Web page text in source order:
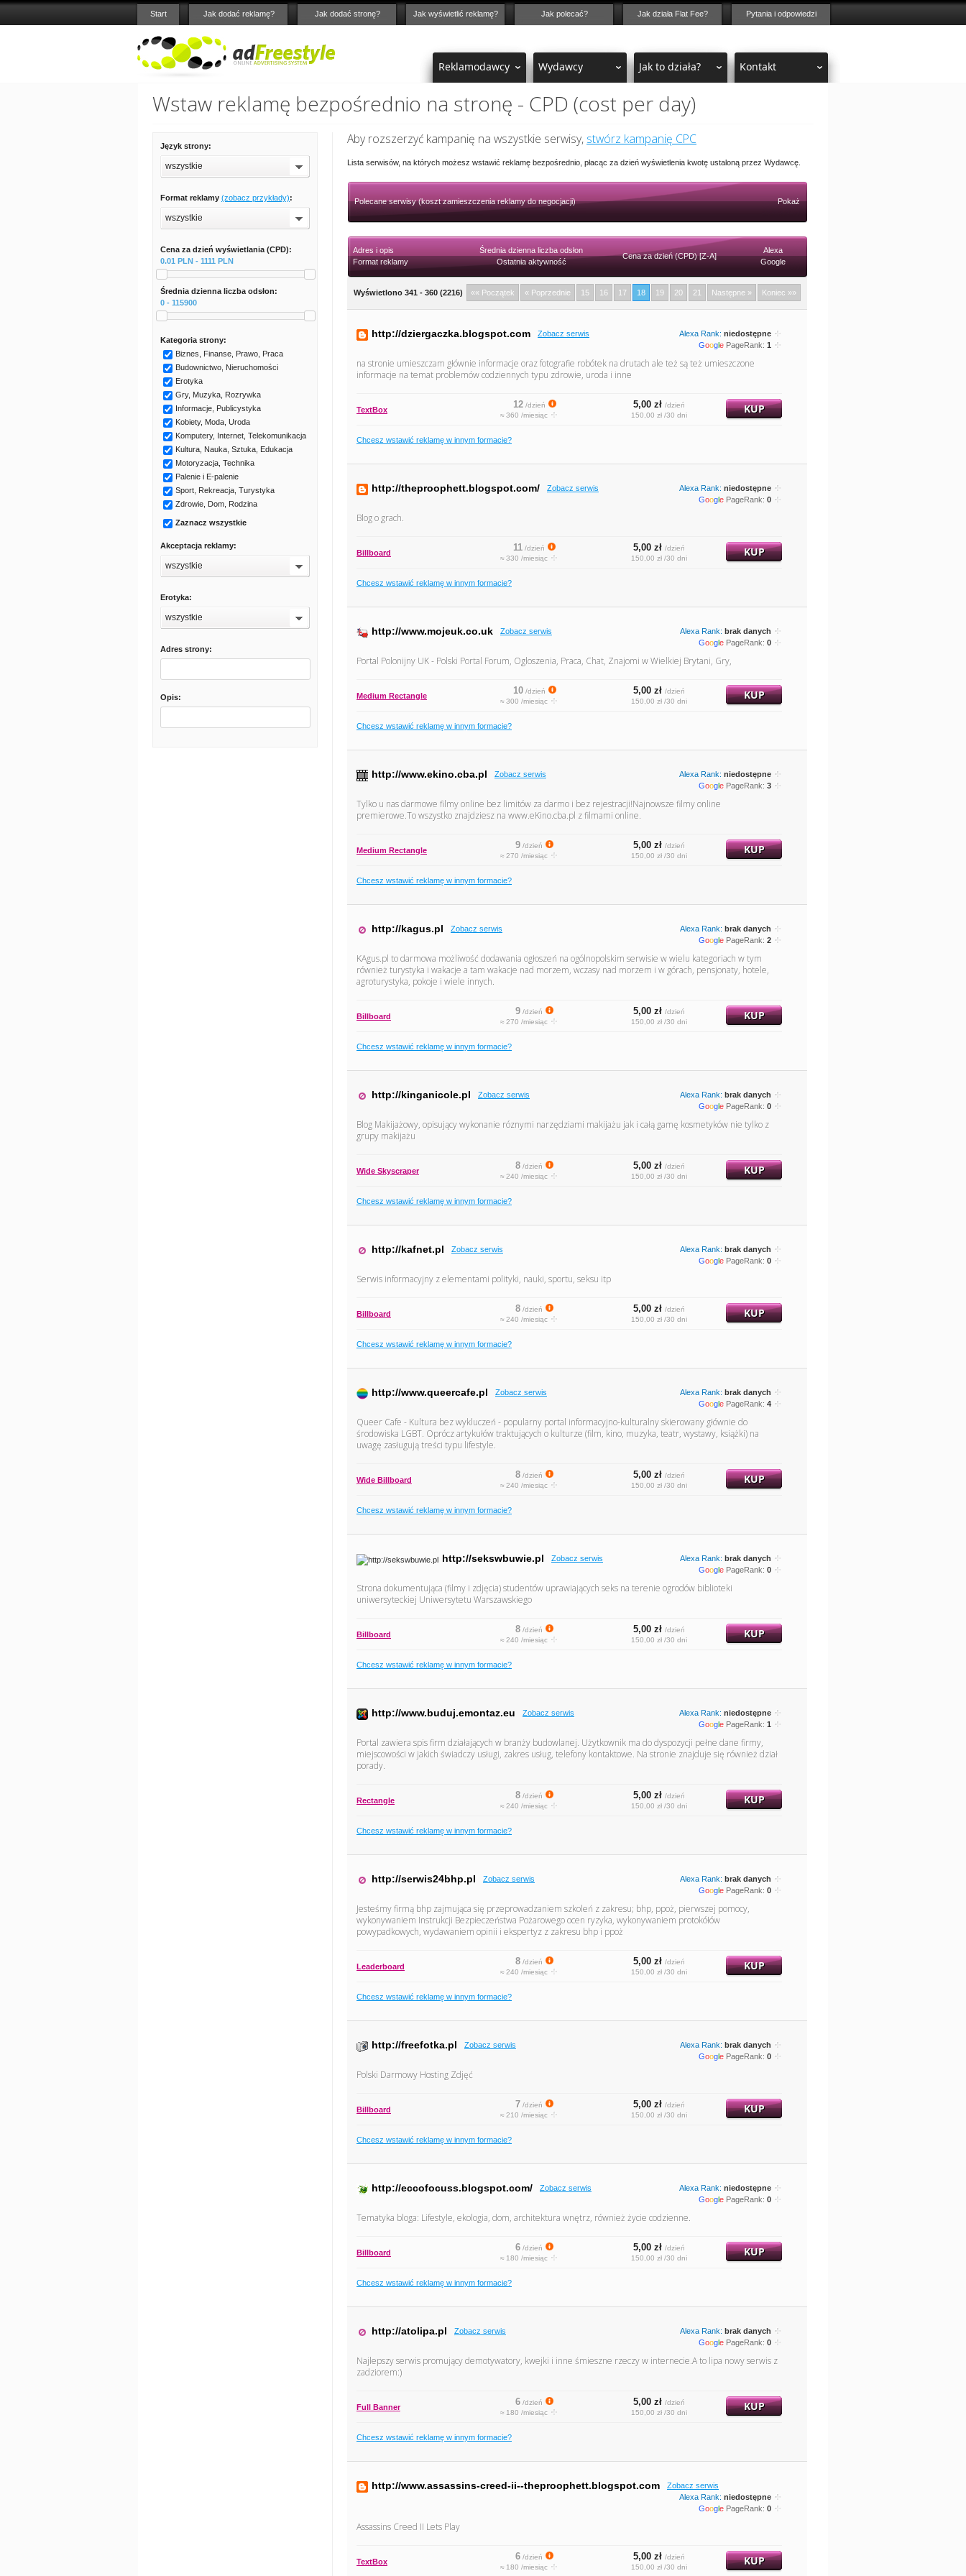
Start Jak dodać reklamę? Jak dodać stronę? Jak wyświetlić reklamę? Jak polecać? Jak działa Flat Fee? Pytania i odpowiedzi
Reklamodawcy Wydawcy Jak to działa? Kontakt
Wstaw reklamę bezpośrednio na stronę - CPD (cost per day)
Język strony:
wszystkie
Format reklamy (zobacz przykłady):
wszystkie
Cena za dzień wyświetlania (CPD):
0.01 PLN - 1111 PLN
Średnia dzienna liczba odsłon:
0 - 115900
Kategoria strony:
Biznes, Finanse, Prawo, Praca
Budownictwo, Nieruchomości
Erotyka
Gry, Muzyka, Rozrywka
Informacje, Publicystyka
Kobiety, Moda, Uroda
Komputery, Internet, Telekomunikacja
Kultura, Nauka, Sztuka, Edukacja
Motoryzacja, Technika
Palenie i E-palenie
Sport, Rekreacja, Turystyka
Zdrowie, Dom, Rodzina
Zaznacz wszystkie
Akceptacja reklamy:
wszystkie
Erotyka:
wszystkie
Adres strony:
Opis:
Aby rozszerzyć kampanię na wszystkie serwisy, stwórz kampanię CPC
Lista serwisów, na których możesz wstawić reklamę bezpośrednio, płacąc za dzień wyświetlenia kwotę ustaloną przez Wydawcę.
Polecane serwisy (koszt zamieszczenia reklamy do negocjacji) Pokaż
Adres i opis
Format reklamy
Średnia dzienna liczba odsłon
Ostatnia aktywność
Cena za dzień (CPD) [Z-A]
Alexa
Google
Wyświetlono 341 - 360 (2216) «« Początek « Poprzednie 15 16 17 18 19 20 21 Następne » Koniec »»
http://dziergaczka.blogspot.com Zobacz serwis Alexa Rank: niedostępne
Google PageRank: 1
na stronie umieszczam głównie informacje oraz fotografie robótek na drutach ale też są też umieszczone
informacje na temat problemów codziennych typu zdrowie, uroda i inne
TextBox 12/dzień
≈ 360 /miesiąc
5,00 zł /dzień
150,00 zł /30 dni
KUP
Chcesz wstawić reklamę w innym formacie?
http://theproophett.blogspot.com/ Zobacz serwis Alexa Rank: niedostępne
Google PageRank: 0
Blog o grach.
Billboard 11 /dzień
≈ 330 /miesiąc
5,00 zł /dzień
150,00 zł /30 dni
KUP
Chcesz wstawić reklamę w innym formacie?
http://www.mojeuk.co.uk Zobacz serwis Alexa Rank: brak danych
Google PageRank: 0
Portal Polonijny UK - Polski Portal Forum, Ogloszenia, Praca, Chat, Znajomi w Wielkiej Brytani, Gry,
Medium Rectangle 10/dzień
≈ 300 /miesiąc
5,00 zł /dzień
150,00 zł /30 dni
KUP
Chcesz wstawić reklamę w innym formacie?
http://www.ekino.cba.pl Zobacz serwis Alexa Rank: niedostępne
Google PageRank: 3
Tylko u nas darmowe filmy online bez limitów za darmo i bez rejestracji!Najnowsze filmy online
premierowe.To wszystko znajdziesz na www.eKino.cba.pl z filmami online.
Medium Rectangle 9 /dzień
≈ 270 /miesiąc
5,00 zł /dzień
150,00 zł /30 dni
KUP
Chcesz wstawić reklamę w innym formacie?
http://kagus.pl Zobacz serwis Alexa Rank: brak danych
Google PageRank: 2
KAgus.pl to darmowa możliwość dodawania ogłoszeń na ogólnopolskim serwisie w wielu kategoriach w tym
również turystyka i wakacje a tam wakacje nad morzem, wczasy nad morzem i w górach, pensjonaty, hotele,
agroturystyka, pokoje i wiele innych.
Billboard 9 /dzień
≈ 270 /miesiąc
5,00 zł /dzień
150,00 zł /30 dni
KUP
Chcesz wstawić reklamę w innym formacie?
http://kinganicole.pl Zobacz serwis Alexa Rank: brak danych
Google PageRank: 0
Blog Makijażowy, opisujący wykonanie róznymi narzędziami makijażu jak i całą gamę kosmetyków nie tylko z
grupy makijażu
Wide Skyscraper 8 /dzień
≈ 240 /miesiąc
5,00 zł /dzień
150,00 zł /30 dni
KUP
Chcesz wstawić reklamę w innym formacie?
http://kafnet.pl Zobacz serwis Alexa Rank: brak danych
Google PageRank: 0
Serwis informacyjny z elementami polityki, nauki, sportu, seksu itp
Billboard 8 /dzień
≈ 240 /miesiąc
5,00 zł /dzień
150,00 zł /30 dni
KUP
Chcesz wstawić reklamę w innym formacie?
http://www.queercafe.pl Zobacz serwis Alexa Rank: brak danych
Google PageRank: 4
Queer Cafe - Kultura bez wykluczeń - popularny portal informacyjno-kulturalny skierowany głównie do
środowiska LGBT. Oprócz artykułów traktujących o kulturze (film, kino, muzyka, teatr, wystawy, książki) na
uwagę zasługują treści typu lifestyle.
Wide Billboard 8 /dzień
≈ 240 /miesiąc
5,00 zł /dzień
150,00 zł /30 dni
KUP
Chcesz wstawić reklamę w innym formacie?
http://sekswbuwie.pl Zobacz serwis Alexa Rank: brak danych
Google PageRank: 0
Strona dokumentująca (filmy i zdjęcia) studentów uprawiających seks na terenie ogrodów biblioteki
uniwersyteckiej Uniwersytetu Warszawskiego
Billboard 8 /dzień
≈ 240 /miesiąc
5,00 zł /dzień
150,00 zł /30 dni
KUP
Chcesz wstawić reklamę w innym formacie?
http://www.buduj.emontaz.eu Zobacz serwis Alexa Rank: niedostępne
Google PageRank: 1
Portal zawiera spis firm działających w branży budowlanej. Użytkownik ma do dyspozycji pełne dane firmy,
miejscowości w jakich świadczy usługi, zakres usług, telefony kontaktowe. Na stronie znajduje się również dział
porady.
Rectangle 8 /dzień
≈ 240 /miesiąc
5,00 zł /dzień
150,00 zł /30 dni
KUP
Chcesz wstawić reklamę w innym formacie?
http://serwis24bhp.pl Zobacz serwis Alexa Rank: brak danych
Google PageRank: 0
Jesteśmy firmą bhp zajmująca się przeprowadzaniem szkoleń z zakresu; bhp, ppoż, pierwszej pomocy,
wykonywaniem Instrukcji Bezpieczeństwa Pożarowego ocen ryzyka, wykonywaniem protokółów
powypadkowych, wydawaniem opinii i ekspertyz z zakresu bhp i ppoż
Leaderboard 8 /dzień
≈ 240 /miesiąc
5,00 zł /dzień
150,00 zł /30 dni
KUP
Chcesz wstawić reklamę w innym formacie?
http://freefotka.pl Zobacz serwis Alexa Rank: brak danych
Google PageRank: 0
Polski Darmowy Hosting Zdjęć
Billboard 7 /dzień
≈ 210 /miesiąc
5,00 zł /dzień
150,00 zł /30 dni
KUP
Chcesz wstawić reklamę w innym formacie?
http://eccofocuss.blogspot.com/ Zobacz serwis Alexa Rank: niedostępne
Google PageRank: 0
Tematyka bloga: Lifestyle, ekologia, dom, architektura wnętrz, również życie codzienne.
Billboard 6 /dzień
≈ 180 /miesiąc
5,00 zł /dzień
150,00 zł /30 dni
KUP
Chcesz wstawić reklamę w innym formacie?
http://atolipa.pl Zobacz serwis Alexa Rank: brak danych
Google PageRank: 0
Najlepszy serwis promujący demotywatory, kwejki i inne śmieszne rzeczy w internecie.A to lipa nowy serwis z
zadziorem:)
Full Banner 6 /dzień
≈ 180 /miesiąc
5,00 zł /dzień
150,00 zł /30 dni
KUP
Chcesz wstawić reklamę w innym formacie?
http://www.assassins-creed-ii--theproophett.blogspot.com
Zobacz serwis
Alexa Rank: niedostępne
Google PageRank: 0
Assassins Creed II Lets Play
TextBox 6 /dzień
≈ 180 /miesiąc
5,00 zł /dzień
150,00 zł /30 dni
KUP